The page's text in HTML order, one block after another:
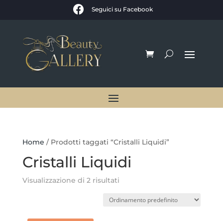
 Seguici su Facebook
Home / Prodotti taggati “Cristalli Liquidi”
Cristalli Liquidi
Visualizzazione di 2 risultati